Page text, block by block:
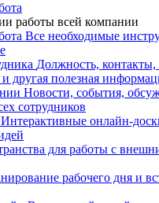
работы всей компании
Все необходимые
Должность, контакты,
и другая полезная
Новости, события,
сотрудников
Интерактивные онлайн-
для работы с
рабочего дня и